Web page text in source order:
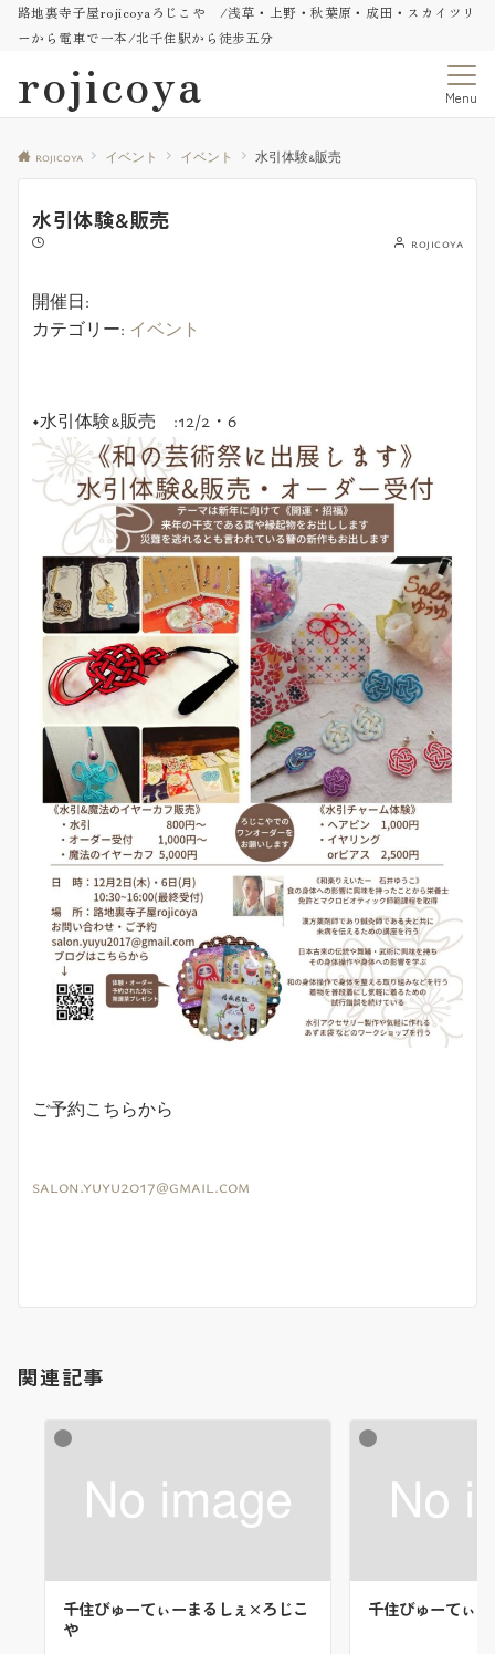
路地裏寺子屋rojicoyaろじこや /浅草・上野・秋葉原・成田・スカイツリ
ーから電車で一本/北千住駅から徒歩五分
rojicoya Menu
rojicoya イベント イベント 水引体験&販売
水引体験&販売
rojicoya
開催日:
カテゴリー: イベント
◆水引体験&販売 :12/2・6
ご予約こちらから
salon.yuyu2017@gmail.com
関連記事
千住びゅーてぃーまるしぇ×ろじこ
や
千住びゅーてぃ